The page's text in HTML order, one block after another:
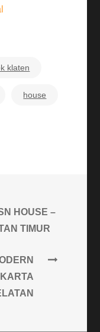
klaten
house
HOUSE –
TIMUR